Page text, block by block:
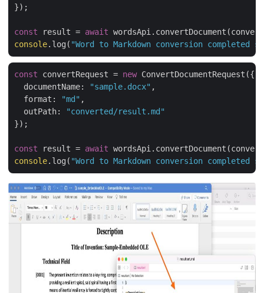
});
const result = await
console.log( "Word to Markdown conversion completed
const convertRequest = new ConvertDocumentRequest({
documentName: "sample.docx" ,
format : "md" ,
outPath:
"converted/result.md"
});
const result = await
console.log( "Word to Markdown conversion completed